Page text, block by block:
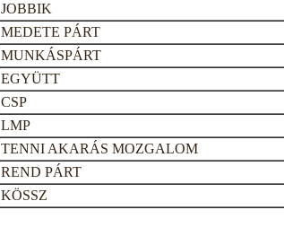
JOBBIK
MEDETE PÁRT
MUNKÁSPÁRT
EGYÜTT
CSP
LMP
TENNI AKARÁS MOZGALOM
REND PÁRT
KÖSSZ